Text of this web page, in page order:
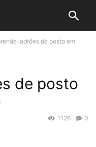
ladrões de posto em
de posto
0
1126